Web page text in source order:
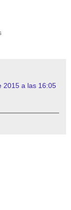
2015 a las 16:05